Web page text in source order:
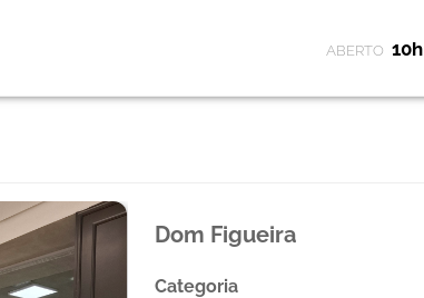
ABERTO 10h
Dom Figueira
Categoria